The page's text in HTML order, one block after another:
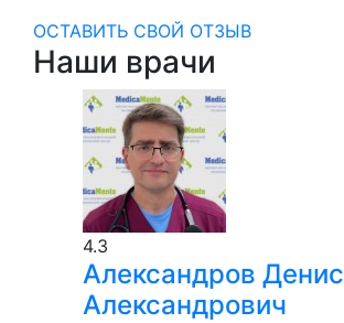
ОСТАВИТЬ СВОЙ ОТЗЫВ
Наши врачи
4.3
Александров Денис
Александрович